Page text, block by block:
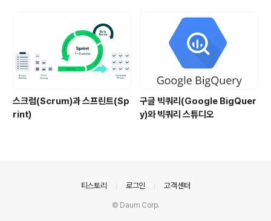
스크럼(Scrum)과 스프린트(Sp
rint)
구글 빅쿼리(Google BigQuer
y)와 빅쿼리 스튜디오
티스토리 로그인 고객센터
© Daum Corp.